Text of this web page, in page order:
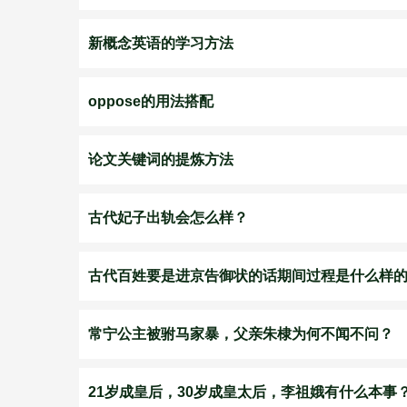
新概念英语的学习方法
oppose的用法搭配
论文关键词的提炼方法
古代妃子出轨会怎么样？
古代百姓要是进京告御状的话期间过程是什么样的
常宁公主被驸马家暴，父亲朱棣为何不闻不问？
21岁成皇后，30岁成皇太后，李祖娥有什么本事